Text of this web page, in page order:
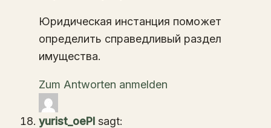
Юридическая инстанция поможет
определить справедливый раздел
имущества.
Zum Antworten anmelden
yurist_oePl sagt: